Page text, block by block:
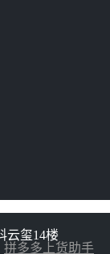
云玺14楼
拼多多上货助手